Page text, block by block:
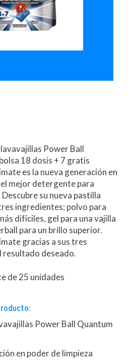
Power Ball
18 dosis + 7 gratis
es la nueva generación en
mejor detergente para
su nueva pastilla
ingredientes; polvo para
difíciles, gel para una vajilla
para un brillo superior.
gracias a sus tres
resultado deseado.
de 25 unidades
Power Ball Quantum
en poder de limpieza